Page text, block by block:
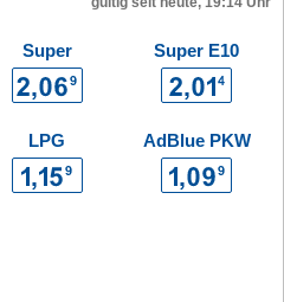
Super Super E10
LPG AdBlue PKW